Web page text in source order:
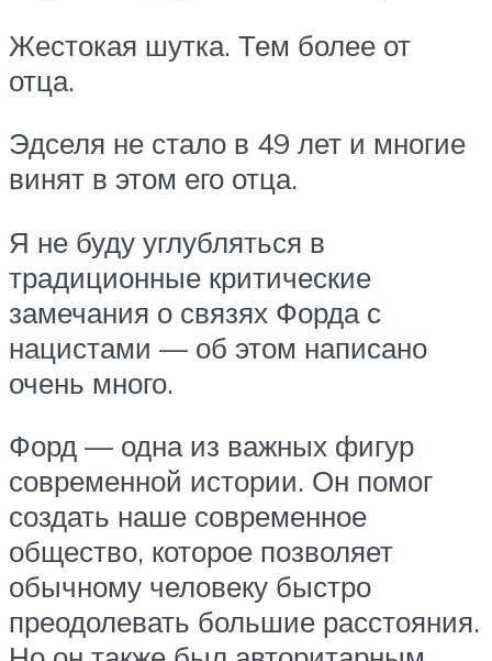
Жестокая шутка. Тем более от
отца.
Эдселя не стало в 49 лет и многие
винят в этом его отца.
Я не буду углубляться в
традиционные критические
замечания о связях Форда с
нацистами — об этом написано
очень много.
Форд — одна из важных фигур
современной истории. Он помог
создать наше современное
общество, которое позволяет
обычному человеку быстро
преодолевать большие расстояния.